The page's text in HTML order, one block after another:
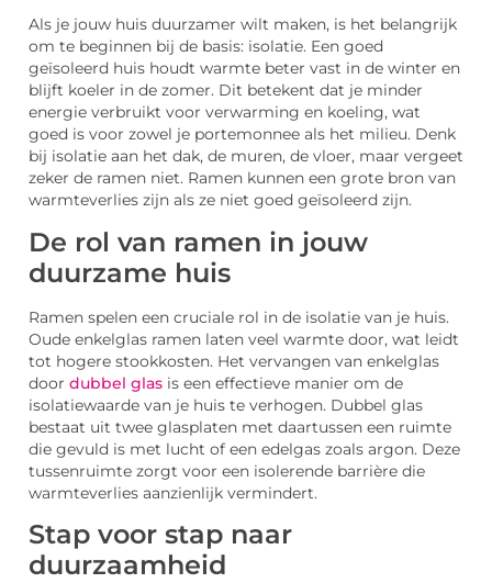
Als je jouw huis duurzamer wilt maken, is het belangrijk
om te beginnen bij de basis: isolatie. Een goed
geïsoleerd huis houdt warmte beter vast in de winter en
blijft koeler in de zomer. Dit betekent dat je minder
energie verbruikt voor verwarming en koeling, wat
goed is voor zowel je portemonnee als het milieu. Denk
bij isolatie aan het dak, de muren, de vloer, maar vergeet
zeker de ramen niet. Ramen kunnen een grote bron van
warmteverlies zijn als ze niet goed geïsoleerd zijn.
De rol van ramen in jouw
duurzame huis
Ramen spelen een cruciale rol in de isolatie van je huis.
Oude enkelglas ramen laten veel warmte door, wat leidt
tot hogere stookkosten. Het vervangen van enkelglas
door dubbel glas is een effectieve manier om de
isolatiewaarde van je huis te verhogen. Dubbel glas
bestaat uit twee glasplaten met daartussen een ruimte
die gevuld is met lucht of een edelgas zoals argon. Deze
tussenruimte zorgt voor een isolerende barrière die
warmteverlies aanzienlijk vermindert.
Stap voor stap naar
duurzaamheid